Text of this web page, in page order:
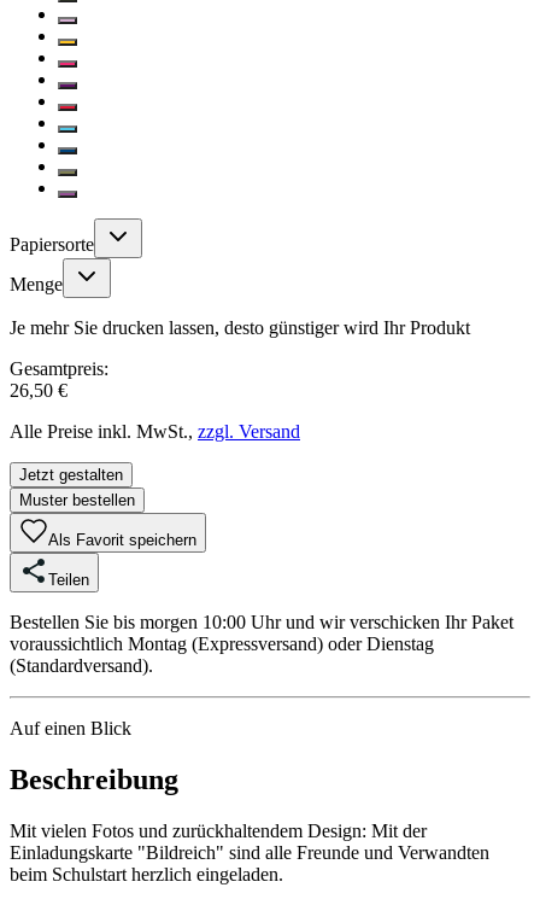
Papiersorte
Menge
Je mehr Sie drucken lassen, desto günstiger wird Ihr Produkt
Gesamtpreis:
26,50 €
Alle Preise inkl. MwSt., zzgl. Versand
Jetzt gestalten
Muster bestellen
Als Favorit speichern
Teilen
Bestellen Sie bis morgen 10:00 Uhr und wir verschicken Ihr Paket
voraussichtlich Montag (Expressversand) oder Dienstag
(Standardversand).
Auf einen Blick
Beschreibung
Mit vielen Fotos und zurückhaltendem Design: Mit der
Einladungskarte "Bildreich" sind alle Freunde und Verwandten
beim Schulstart herzlich eingeladen.